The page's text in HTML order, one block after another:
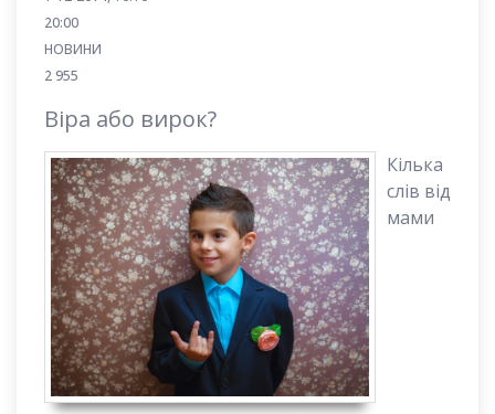
20:00
НОВИНИ
2 955
Віра або вирок?
Кілька
слів від
мами